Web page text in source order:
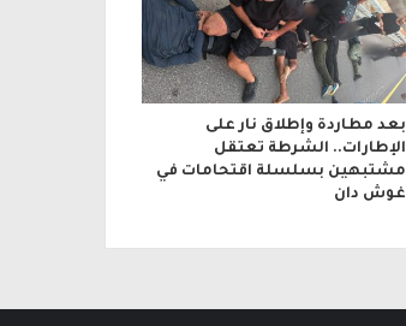
بعد مطاردة وإطلاق نار على
الإطارات.. الشرطة تعتقل
مشتبهين بسلسلة اقتحامات في
غوش دان